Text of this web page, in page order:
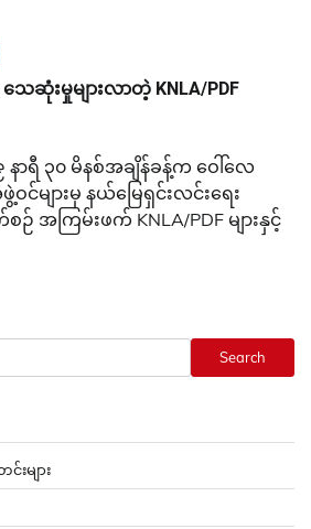
ဆုံးမှုများလာတဲ့ KNLA/PDF
ာရီ ၃၀ မိနစ်အချိန်ခန့်က ဝေါ်လေ
င်များမှ နယ်မြေရှင်းလင်းရေး
ဉ် အကြမ်းဖက် KNLA/PDF များနှင့်
Search
များ